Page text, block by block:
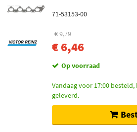
71-53153-00
€ 9,79
€ 6,46
Op voorraad
Vandaag voor 17:00
geleverd.